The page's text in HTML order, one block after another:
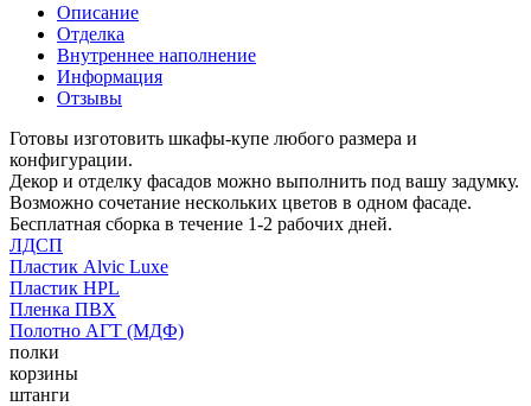
Описание
Отделка
Внутреннее наполнение
Информация
Отзывы
Готовы изготовить шкафы-купе любого размера и
конфигурации.
Декор и отделку фасадов можно выполнить под вашу задумку.
Возможно сочетание нескольких цветов в одном фасаде.
Бесплатная сборка в течение 1-2 рабочих дней.
ЛДСП
Пластик Alvic Luxe
Пластик HPL
Пленка ПВХ
Полотно АГТ (МДФ)
полки
корзины
штанги